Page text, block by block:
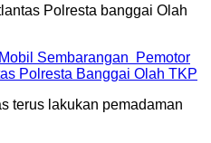
Sembarangan Pemotor
Polresta Banggai Olah TKP